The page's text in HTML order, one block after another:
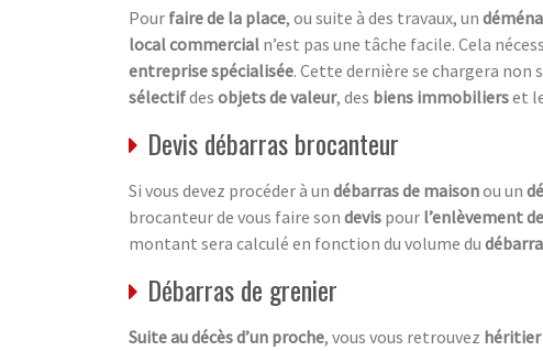
Pour faire de la place, ou suite à des travaux, un
local commercial n’est pas une tâche facile. Cela
entreprise spécialisée. Cette dernière se chargera non
sélectifdes objets de valeur, des biens immobilierset
Devis débarras brocanteur
Si vous devez procéder à un débarras de maisonou un
brocanteur de vous faire son devis pour l’enlèvement
montant sera calculé en fonction du volume du
Débarras de grenier
Suite au décès d’un proche, vous vous retrouvez héritier